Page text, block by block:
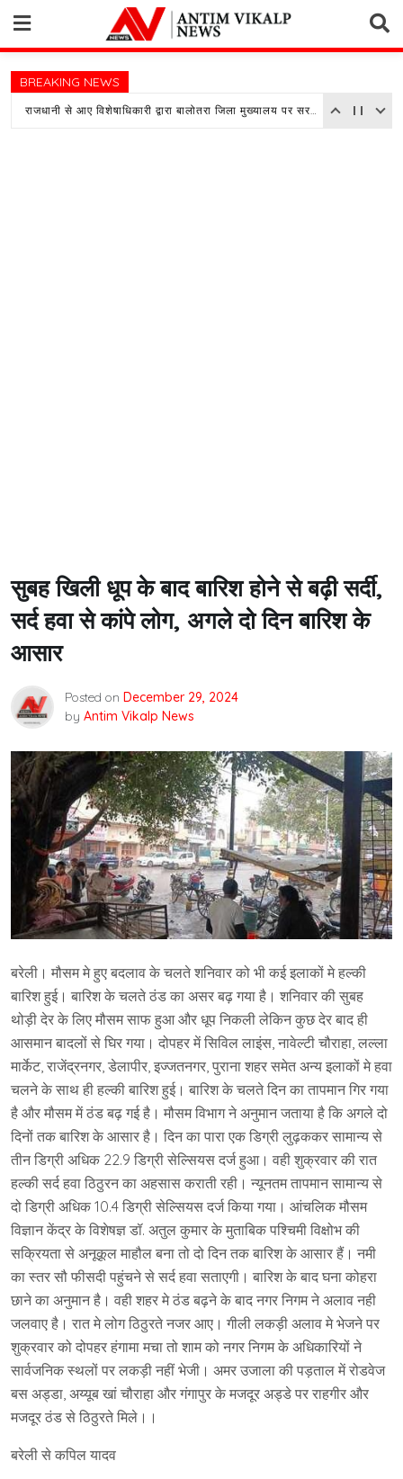
content
BREAKING NEWS
राजधानी से आए विशेषाधिकारी द्वारा बालोतरा जिला मुख्यालय पर सरकारी अस्पताल का किया औचक निरीक्षण
सुबह खिली धूप के बाद बारिश होने से बढ़ी सर्दी,
सर्द हवा से कांपे लोग, अगले दो दिन बारिश के
आसार
Posted on December 29, 2024
by Antim Vikalp News
बरेली। मौसम मे हुए बदलाव के चलते शनिवार को भी कई इलाकों मे हल्की
बारिश हुई। बारिश के चलते ठंड का असर बढ़ गया है। शनिवार की सुबह
थोड़ी देर के लिए मौसम साफ हुआ और धूप निकली लेकिन कुछ देर बाद ही
आसमान बादलों से घिर गया। दोपहर में सिविल लाइंस, नावेल्टी चौराहा, लल्ला
मार्केट, राजेंद्रनगर, डेलापीर, इज्जतनगर, पुराना शहर समेत अन्य इलाकों मे हवा
चलने के साथ ही हल्की बारिश हुई। बारिश के चलते दिन का तापमान गिर गया
है और मौसम में ठंड बढ़ गई है। मौसम विभाग ने अनुमान जताया है कि अगले दो
दिनों तक बारिश के आसार है। दिन का पारा एक डिग्री लुढ़ककर सामान्य से
तीन डिग्री अधिक 22.9 डिग्री सेल्सियस दर्ज हुआ। वही शुक्रवार की रात
हल्की सर्द हवा ठिठुरन का अहसास कराती रही। न्यूनतम तापमान सामान्य से
दो डिग्री अधिक 10.4 डिग्री सेल्सियस दर्ज किया गया। आंचलिक मौसम
विज्ञान केंद्र के विशेषज्ञ डॉ. अतुल कुमार के मुताबिक पश्चिमी विक्षोभ की
सक्रियता से अनूकूल माहौल बना तो दो दिन तक बारिश के आसार हैं। नमी
का स्तर सौ फीसदी पहुंचने से सर्द हवा सताएगी। बारिश के बाद घना कोहरा
छाने का अनुमान है। वही शहर मे ठंड बढ़ने के बाद नगर निगम ने अलाव नही
जलवाए है। रात मे लोग ठिठुरते नजर आए। गीली लकड़ी अलाव मे भेजने पर
शुक्रवार को दोपहर हंगामा मचा तो शाम को नगर निगम के अधिकारियों ने
सार्वजनिक स्थलों पर लकड़ी नहीं भेजी। अमर उजाला की पड़ताल में रोडवेज
बस अड्डा, अय्यूब खां चौराहा और गंगापुर के मजदूर अड्डे पर राहगीर और
मजदूर ठंड से ठिठुरते मिले।।
बरेली से कपिल यादव